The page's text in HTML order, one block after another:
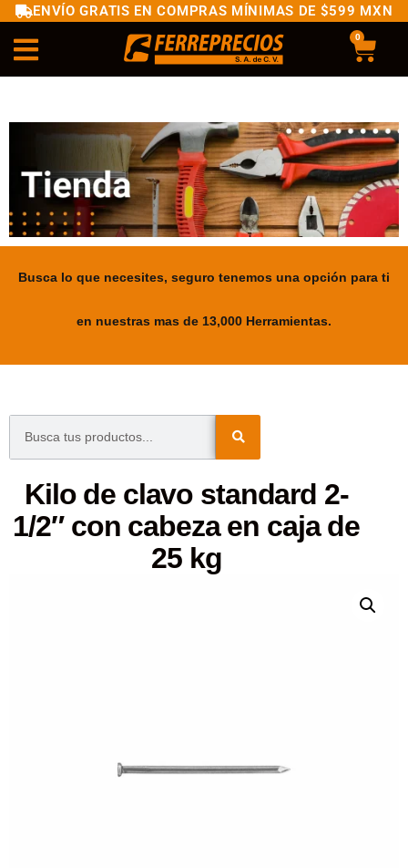
ENVÍO GRATIS EN COMPRAS MÍNIMAS DE $599 MXN
0
Busca lo que necesites, seguro tenemos una opción para ti
en nuestras mas de 13,000 Herramientas.
Kilo de clavo standard 2-
1/2″ con cabeza en caja de
25 kg